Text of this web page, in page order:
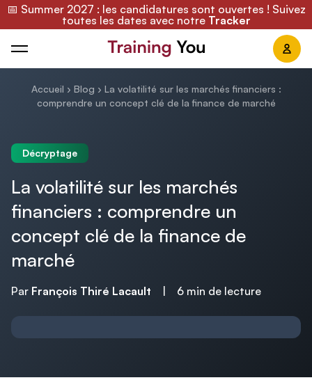
📅 Summer 2027 : les candidatures sont ouvertes ! Suivez
toutes les dates avec notre Tracker
Training You
Accueil › Blog › La volatilité sur les marchés financiers :
comprendre un concept clé de la finance de marché
Décryptage
La volatilité sur les marchés
financiers : comprendre un
concept clé de la finance de
marché
Par François Thiré Lacault 6 min de lecture